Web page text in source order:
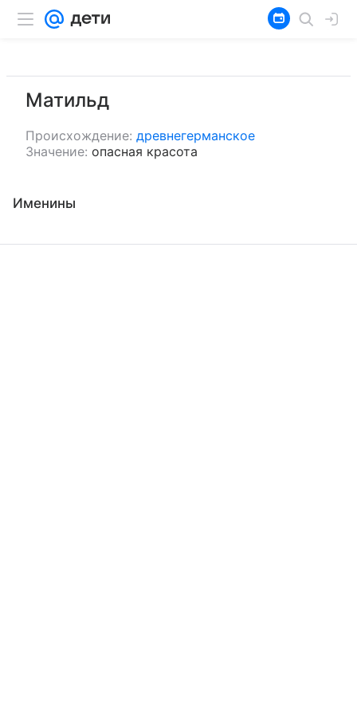
Матильд
Происхождение: древнегерманское
Значение: опасная красота
Именины